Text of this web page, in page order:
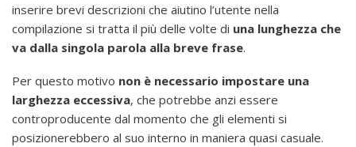
inserire brevi descrizioni che aiutino l’utente nella
compilazione si tratta il più delle volte di una lunghezza che
va dalla singola parola alla breve frase.
Per questo motivo non è necessario impostare una
larghezza eccessiva, che potrebbe anzi essere
controproducente dal momento che gli elementi si
posizionerebbero al suo interno in maniera quasi casuale.